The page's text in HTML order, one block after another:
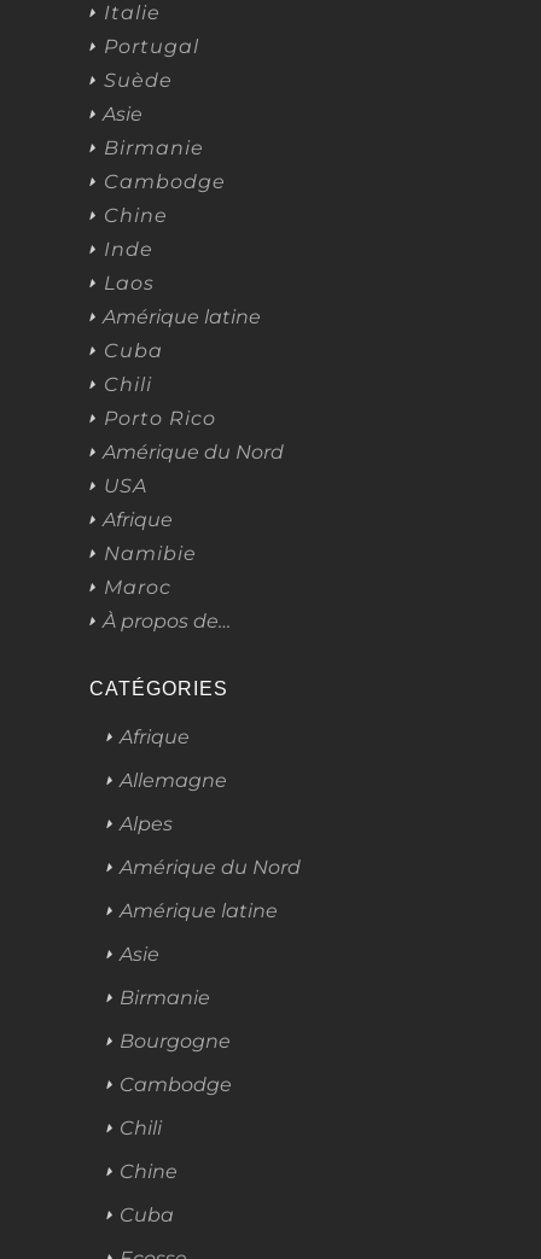
Italie
Portugal
Suède
Asie
Birmanie
Cambodge
Chine
Inde
Laos
Amérique latine
Cuba
Chili
Porto Rico
Amérique du Nord
USA
Afrique
Namibie
Maroc
À propos de…
CATÉGORIES
Afrique
Allemagne
Alpes
Amérique du Nord
Amérique latine
Asie
Birmanie
Bourgogne
Cambodge
Chili
Chine
Cuba